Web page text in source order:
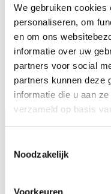
We gebruiken cookies
personaliseren, om
en om ons
informatie over uw
partners voor social
partners kunnen deze
informatie die u aan
verzameld op basis
Noodzakelijk
Voorkeuren
Email
kracht om zélf hun
Noodfonds voor
Onze successen
Jaarverslag
Veelgestelde
Contact